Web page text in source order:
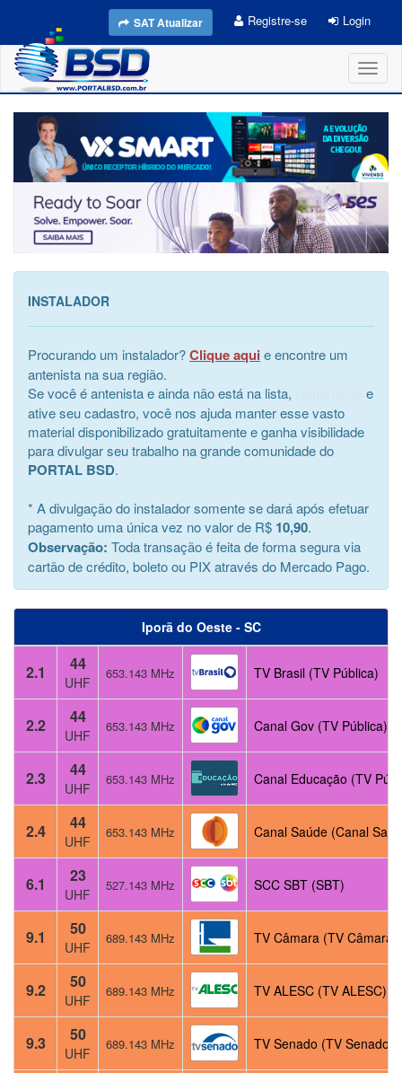
SAT Atualizar Registre-se Login
INSTALADOR
Procurando um instalador?Clique aqui e encontre um
antenista na sua região.
Se você é antenista e ainda não está na lista,
e
ative seu cadastro, você nos ajuda manter esse vasto
material disponibilizado gratuitamente e ganha visibilidade
para divulgar seu trabalho na grande comunidade do
PORTAL BSD.
* A divulgação do instalador somente se dará após efetuar
pagamento uma única vez no valor de R$ 10,90.
Observação: Toda transação é feita de forma segura via
cartão de crédito, boleto ou PIX através do Mercado Pago.
Iporã do Oeste - SC
2.1 44
UHF
653.143 MHz TV Brasil (TV Pública)
2.2 44
UHF
653.143 MHz Canal Gov (TV Pública)
2.3 44
UHF
653.143 MHz Canal Educação (TV
2.4 44
UHF
653.143 MHz Canal Saúde (Canal
6.1 23
UHF
527.143 MHz SCC SBT (SBT)
9.1 50
UHF
689.143 MHz TV Câmara (TV Câmara)
9.2 50
UHF
689.143 MHz TV ALESC (TV ALESC)
9.3 50
UHF
689.143 MHz TV Senado (TV Senado)